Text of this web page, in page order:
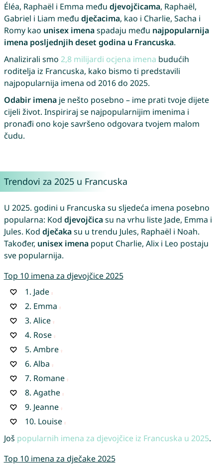
Éléa, Raphaël i Emma među djevojčicama, Raphaël,
Gabriel i Liam među dječacima, kao i Charlie, Sacha i
Romy kao unisex imenaspadaju među najpopularnija
imena posljednjih deset godina u Francuska.
Analizirali smo 2,8 milijardi ocjena imena budućih
roditelja iz Francuska, kako bismo ti predstavili
najpopularnija imena od 2016 do 2025.
Odabir imenaje nešto posebno – ime prati tvoje dijete
cijeli život. Inspiriraj se najpopularnijim imenima i
pronađi ono koje savršeno odgovara tvojem malom
čudu.
Trendovi za 2025 u Francuska
U 2025. godini u Francuska su sljedeća imena posebno
popularna: Kod djevojčicasu na vrhu liste Jade, Emma i
Jules. Kod dječakasu u trendu Jules, Raphaël i Noah.
Također, unisex imenapoput Charlie, Alix i Leo postaju
sve popularnija.
Top 10 imena za djevojčice 2025
1. Jade
2. Emma
3. Alice
4. Rose
5. Ambre
6. Alba
7. Romane
8. Agathe
9. Jeanne
10. Louise
Još popularnih imena za djevojčice iz Francuska u 2025.
Top 10 imena za dječake 2025